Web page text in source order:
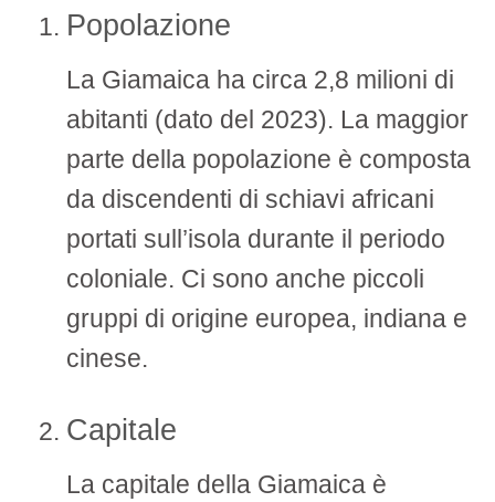
Popolazione
La Giamaica ha circa 2,8 milioni di
abitanti (dato del 2023). La maggior
parte della popolazione è composta
da discendenti di schiavi africani
portati sull’isola durante il periodo
coloniale. Ci sono anche piccoli
gruppi di origine europea, indiana e
cinese.
Capitale
La capitale della Giamaica è